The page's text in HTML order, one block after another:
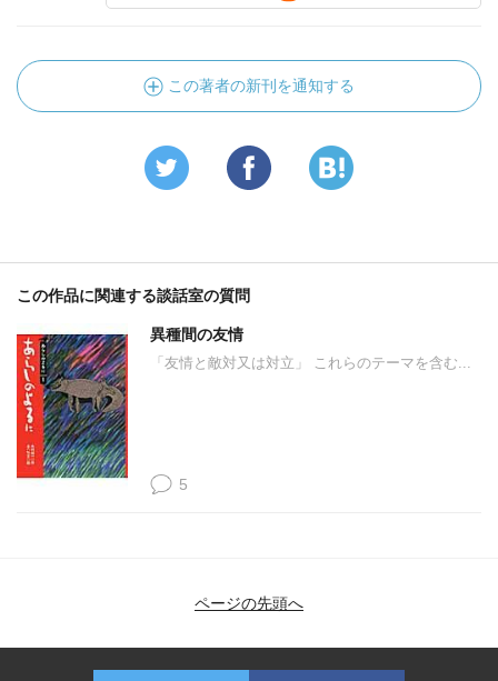
この著者の新刊を通知する
この作品に関連する談話室の質問
異種間の友情
「友情と敵対又は対立」 これらのテーマを含む...
5
ページの先頭へ